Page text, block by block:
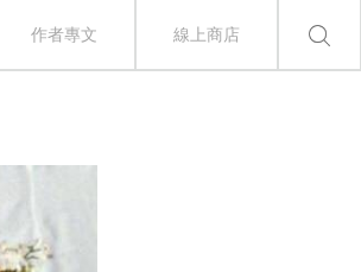
作者專文 線上商店